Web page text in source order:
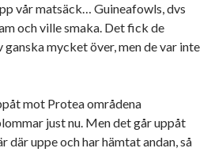
vår matsäck… Guineafowls, dvs
och ville smaka. Det fick de
mycket över, men de var inte
mot Protea områdena
just nu. Men det går uppåt
där uppe och har hämtat andan, så